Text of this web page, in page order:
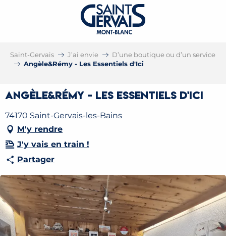
Saint-Gervais J’ai envie
D’une boutique ou d’un service
Angèle&Rémy - Les Essentiels d'Ici
Angèle&Rémy - Les Essentiels d'Ici
74170 Saint-Gervais-les-Bains
M'y rendre
J'y vais en train !
Partager